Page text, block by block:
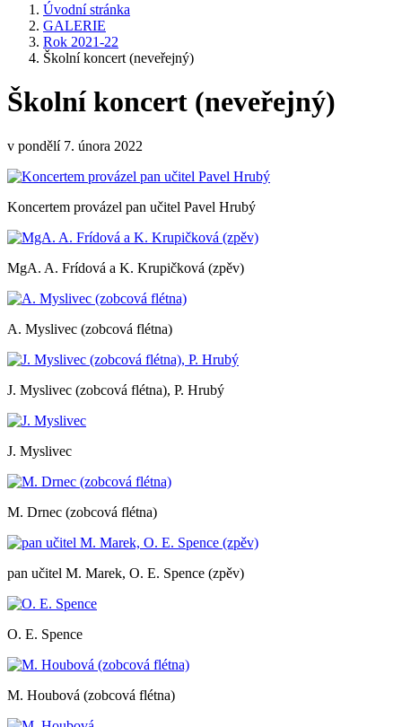
Úvodní stránka
GALERIE
Rok 2021-22
Školní koncert (neveřejný)
Školní koncert (neveřejný)
v pondělí 7. února 2022
Koncertem provázel pan učitel Pavel Hrubý
MgA. A. Frídová a K. Krupičková (zpěv)
A. Myslivec (zobcová flétna)
J. Myslivec (zobcová flétna), P. Hrubý
J. Myslivec
M. Drnec (zobcová flétna)
pan učitel M. Marek, O. E. Spence (zpěv)
O. E. Spence
M. Houbová (zobcová flétna)